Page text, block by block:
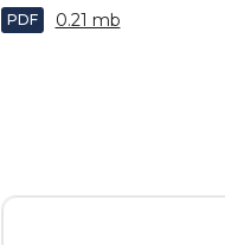
PDF 0.21 mb